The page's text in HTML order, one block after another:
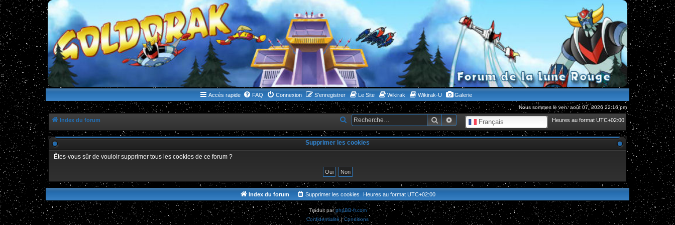
WWW.GOLDORAKGO.COM
le site de la Lune Rouge
Accès rapide FAQ Connexion S’enregistrer Le Site Wikirak Wikirak-U Galerie
Nous sommes le ven. août 07, 2026 22:16 pm
Index du forum Heures au format UTC+02:00
Français
RechercherRecherche avancée
e
c
e
c
h
e
Supprimer les cookies
Êtes-vous sûr de vouloir supprimer tous les cookies de ce forum ?
Index du forum Heures au format UTC+02:00
Supprimer les cookies
Traduit parphpBB-fr.com
Confidentialité |Conditions